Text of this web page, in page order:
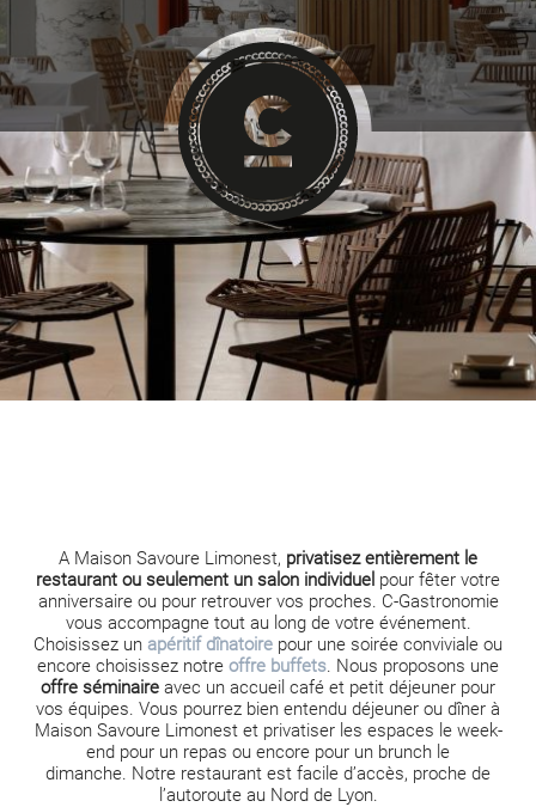
A Maison Savoure Limonest, privatisez entièrement le
restaurant ou seulement un salon individuel pour fêter votre
anniversaire ou pour retrouver vos proches. C-Gastronomie
vous accompagne tout au long de votre événement.
Choisissez un apéritif dînatoire pour une soirée conviviale ou
encore choisissez notre offre buffets. Nous proposons une
offre séminaire avec un accueil café et petit déjeuner pour
vos équipes. Vous pourrez bien entendu déjeuner ou dîner à
Maison Savoure Limonest et privatiser les espaces le week-
end pour un repas ou encore pour un brunch le
dimanche. Notre restaurant est facile d’accès, proche de
l’autoroute au Nord de Lyon.